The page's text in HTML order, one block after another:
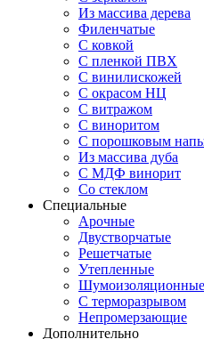
Из массива дерева
Филенчатые
С ковкой
С пленкой ПВХ
С винилискожей
С окрасом НЦ
С витражом
С виноритом
С порошковым
Из массива дуба
С МДФ винорит
Со стеклом
Специальные
Арочные
Двустворчатые
Решетчатые
Утепленные
Шумоизоляционные
С терморазрывом
Непромерзающие
Дополнительно